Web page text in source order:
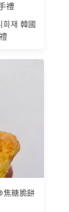
재 韓國
糖脆餅